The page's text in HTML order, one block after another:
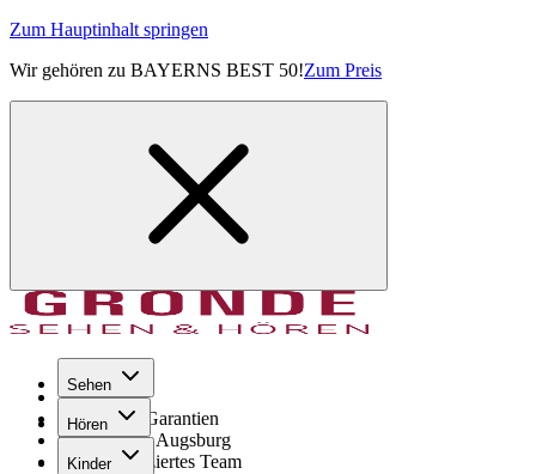
Zum Hauptinhalt springen
Wir gehören zu BAYERNS BEST 50!Zum Preis
Sehen
Hören
Kinder
Seit 1971
GRONDE Garantien
8× im Raum Augsburg
Hochqualifiziertes Team